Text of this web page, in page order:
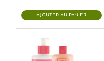
AJOUTER AU PANIER